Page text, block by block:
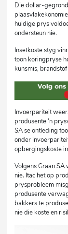
Die dollar-
huidige prys
ondersteun nie.
Insetkoste styg
toon koringpryse
kunsmis,
Invoerpariteit
produsente ’n
SA se ontleding
onder
opbergingskoste
Volgens Graan
nie. Itac het op
prysprobleem
produsente
bakkers te
nie die koste en